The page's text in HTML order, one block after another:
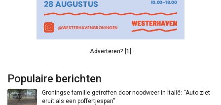
Adverteren? [1]
Populaire berichten
Groningse familie getroffen door noodweer in Italië: “Auto ziet
eruit als een poffertjespan”